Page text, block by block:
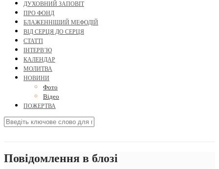
ДУХОВНИЙ ЗАПОВІТ
ПРО ФОНД
БЛАЖЕННІШИЙ МЕФОДІЙ
ВІД СЕРЦЯ ДО СЕРЦЯ
СТАТТІ
ІНТЕРВ’Ю
КАЛЕНДАР
МОЛИТВА
НОВИНИ
Фото
Відео
ПОЖЕРТВА
Повідомлення в блозі